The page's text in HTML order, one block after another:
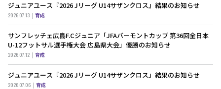
ジュニアユース『2026 Jリーグ U14サザンクロス』結果のお知らせ
2026.07.13 育成
サンフレッチェ広島F.Cジュニア「JFAバーモントカップ 第36回全日本
U-12フットサル選手権大会 広島県大会」優勝のお知らせ
2026.07.12 育成
ジュニアユース『2026 Jリーグ U14サザンクロス』結果のお知らせ
2026.07.06 育成